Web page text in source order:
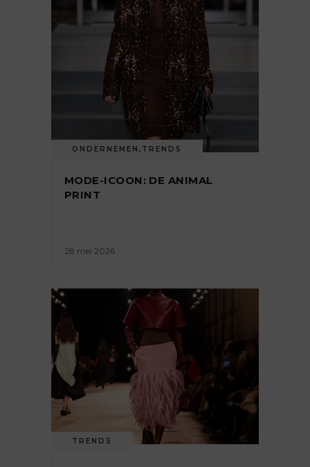
ONDERNEMEN , TRENDS
MODE-ICOON: DE ANIMAL
PRINT
28 mei 2026
TRENDS